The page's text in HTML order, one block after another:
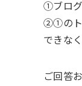
①ブログ
②①のト
できな
ご回答